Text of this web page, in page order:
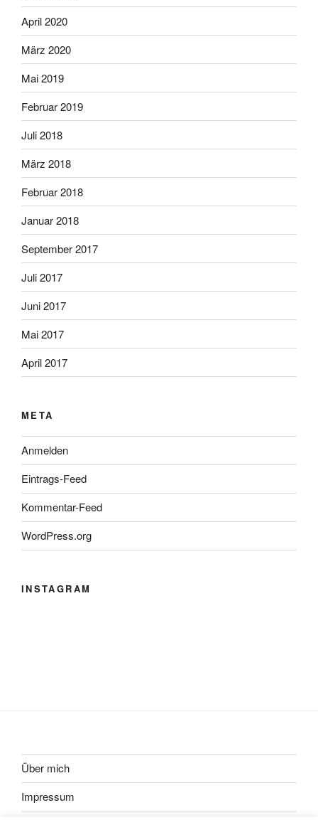
April 2020
März 2020
Mai 2019
Februar 2019
Juli 2018
März 2018
Februar 2018
Januar 2018
September 2017
Juli 2017
Juni 2017
Mai 2017
April 2017
META
Anmelden
Eintrags-Feed
Kommentar-Feed
WordPress.org
INSTAGRAM
Über mich
Impressum